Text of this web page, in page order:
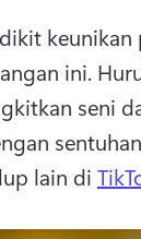
ini.
seni
lain di